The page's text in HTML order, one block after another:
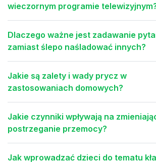
wieczornym programie
Dlaczego ważne jest zadawanie
zamiast ślepo naśladować innych?
Jakie są zalety i wady prycz w
zastosowaniach domowych?
Jakie czynniki wpływają na
postrzeganie przemocy?
Jak wprowadzać dzieci do tematu